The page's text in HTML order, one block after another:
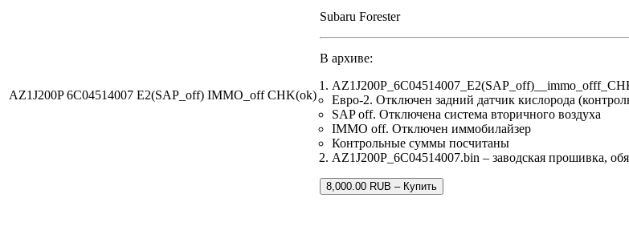
AZ1J200P 6C04514007 E2(SAP_off) IMMO_off CHK(ok)
Subaru Forester
В архиве:
Евро-2. Отключен задний датчик кислорода
SAP off. Отключена система вторичного воздуха
IMMO off. Отключен иммобилайзер
Контрольные суммы посчитаны
AZ1J200P_6C04514007.bin – заводская прошивка,
8,000.00 RUB – Купить